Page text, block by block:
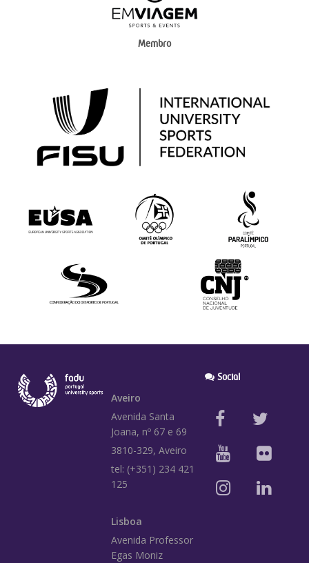
Membro
Aveiro
Avenida Santa
Joana, nº 67 e 69
3810-329, Aveiro
tel: (+351) 234 421
125
Lisboa
Avenida Professor
Egas Moniz
Social